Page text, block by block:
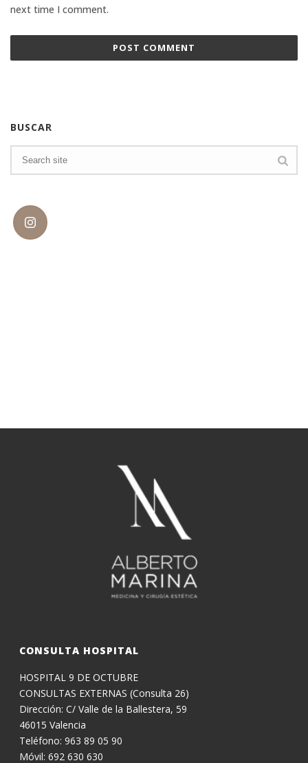
next time I comment.
BUSCAR
CONSULTA HOSPITAL
HOSPITAL 9 DE OCTUBRE
CONSULTAS EXTERNAS (Consulta 26)
Dirección: C/ Valle de la Ballestera, 59
46015 Valencia
Teléfono: 963 89 05 90
Móvil: 692 630 630